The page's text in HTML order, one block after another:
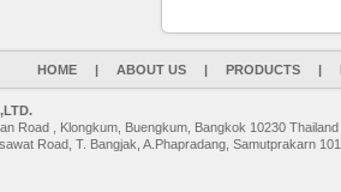
HOME | ABOUT US | PRODUCTS |
Road , Klongkum, Buengkum, Bangkok 10230 Thailand
Road, T. Bangjak, A.Phapradang, Samutprakarn